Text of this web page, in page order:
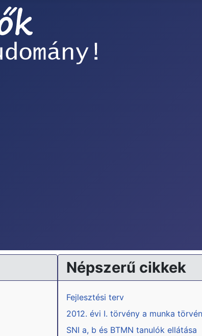
Népszerű cikkek
Fejlesztési terv
2012. évi I. törvény a munka
SNI a, b és BTMN tanulók ellátása